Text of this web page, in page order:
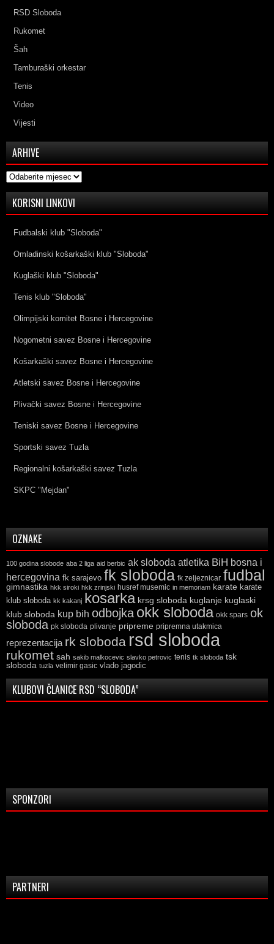
RSD Sloboda
Rukomet
Šah
Tamburaški orkestar
Tenis
Video
Vijesti
ARHIVE
Arhive
KORISNI LINKOVI
Fudbalski klub "Sloboda"
Omladinski košarkaški klub "Sloboda"
Kuglaški klub "Sloboda"
Tenis klub "Sloboda"
Olimpijski komitet Bosne i Hercegovine
Nogometni savez Bosne i Hercegovine
Košarkaški savez Bosne i Hercegovine
Atletski savez Bosne i Hercegovine
Plivački savez Bosne i Hercegovine
Teniski savez Bosne i Hercegovine
Sportski savez Tuzla
Regionalni košarkaški savez Tuzla
SKPC "Mejdan"
OZNAKE
100 godina slobode aba 2 liga aid berbic ak sloboda atletika BiH bosna i
hercegovina fk sarajevo fk sloboda fk zeljeznicar fudbal
gimnastika hkk siroki hkk zrinjski husref musemic in memoriam karate karate
klub sloboda kk kakanj kosarka krsg sloboda kuglanje kuglaski
klub sloboda kup bih odbojka okk sloboda okk spars ok
sloboda pk sloboda plivanje pripreme pripremna utakmica
reprezentacija rk sloboda rsd sloboda
rukomet sah sakib malkocevic slavko petrovic tenis tk sloboda tsk
sloboda tuzla velimir gasic vlado jagodic
KLUBOVI ČLANICE RSD “SLOBODA”
SPONZORI
PARTNERI